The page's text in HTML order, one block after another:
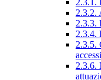
2.3.2.
2.3.3.
2.3.4.
2.3.5.
2.3.6.